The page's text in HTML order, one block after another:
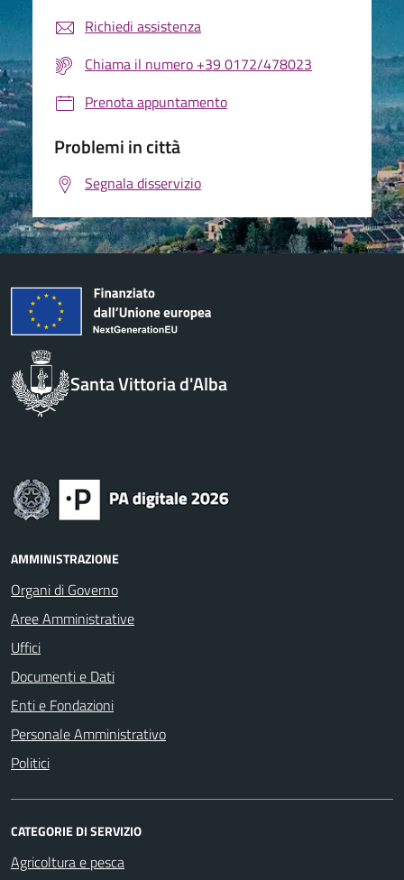
Richiedi assistenza
Chiama il numero +39 0172/478023
Prenota appuntamento
Problemi in città
Segnala disservizio
Santa Vittoria d'Alba
AMMINISTRAZIONE
Organi di Governo
Aree Amministrative
Uffici
Documenti e Dati
Enti e Fondazioni
Personale Amministrativo
Politici
CATEGORIE DI SERVIZIO
Agricoltura e pesca